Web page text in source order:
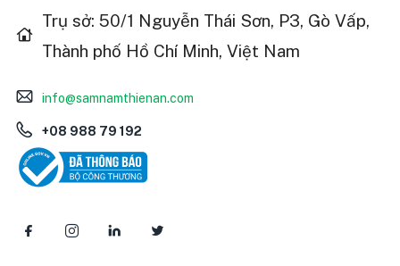
Trụ sở: 50/1 Nguyễn Thái Sơn, P3, Gò Vấp,
Thành phố Hồ Chí Minh, Việt Nam
info@samnamthienan.com
+08 988 79 192